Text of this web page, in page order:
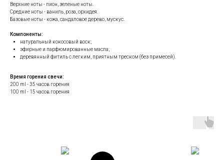
Верхние ноты - пион, зеленые ноты.
Средние ноты - ваниль, роза, орхидея.
Базовые ноты - кожа, сандаловое дерево, мускус.
Компоненты:
натуральный кокосовый воск;
эфирные и парфюмированные масла;
деревянный фитиль с легким, приятным треском (без примесей).
Время горения свечи:
200 ml - 35 часов горения
100 ml - 15 часов горения